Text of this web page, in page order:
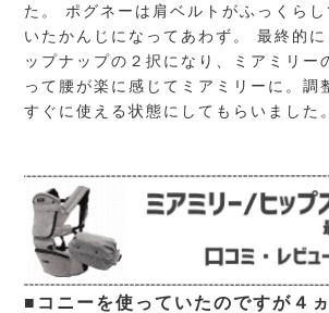
た。 ポグネーは肩ベルトがふっくら
いたかんじになってあわず。 最終的
ップナップの２択になり、ミアミリー
って腰が楽に感じてミアミリーに。調
すぐに使える状態にしてもらいました。
■コニーを使っていたのですが４